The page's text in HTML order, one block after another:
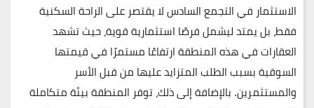
الاستثمار في التجمع السادس لا يقتصر على الراحة السكنية
فقط، بل يمتد ليشمل فرصًا استثمارية قوية، حيث تشهد
العقارات في هذه المنطقة ارتفاعًا مستمرًا في قيمتها
السوقية بسبب الطلب المتزايد عليها من قبل الأسر
والمستثمرين. بالإضافة إلى ذلك، توفر المنطقة بيئة متكاملة